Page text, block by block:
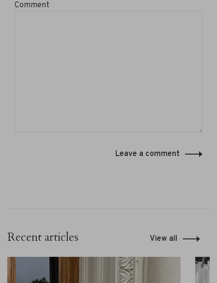
Comment
Leave a comment
Recent articles View all